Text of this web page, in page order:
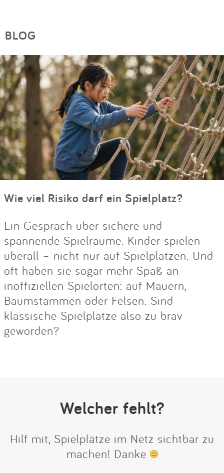
BLOG
Wie viel Risiko darf ein Spielplatz?
Ein Gespräch über sichere und
spannende Spielräume. Kinder spielen
überall – nicht nur auf Spielplätzen. Und
oft haben sie sogar mehr Spaß an
inoffiziellen Spielorten: auf Mauern,
Baumstämmen oder Felsen. Sind
klassische Spielplätze also zu brav
geworden?
Welcher fehlt?
Hilf mit, Spielplätze im Netz sichtbar zu
machen! Danke